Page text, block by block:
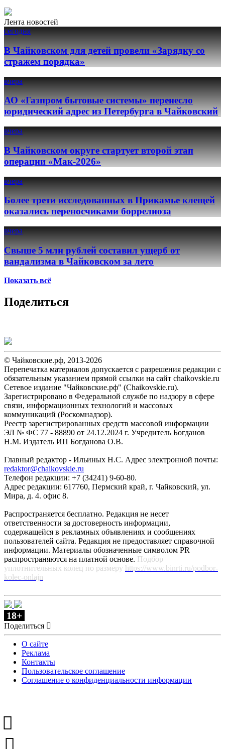
Лента новостей
сегодня
В Чайковском для детей провели «Зарядку со
стражем порядка»
вчера
АО «Газпром бытовые системы» перенесло
юридический адрес из Петербурга в Чайковский
вчера
В Чайковском округе стартует второй этап
операции «Мак-2026»
вчера
Более трети исследованных в Прикамье клещей
оказались переносчиками боррелиоза
вчера
Свыше 5 млн рублей составил ущерб от
вандализма в Чайковском за лето
Показать всё
Поделиться
© Чайковские.рф, 2013-2026
Перепечатка материалов допускается с разрешения редакции с
обязательным указанием прямой ссылки на сайт chaikovskie.ru
Сетевое издание "Чайковские.рф" (Chaikovskie.ru).
Зарегистрировано в Федеральной службе по надзору в сфере
связи, информационных технологий и массовых
коммуникаций (Роскомнадзор).
Реестр зарегистрированных средств массовой информации
ЭЛ № ФС 77 - 88890 от 24.12.2024 г. Учредитель Богданов
Н.М. Издатель ИП Богданова О.В.
Главный редактор - Ильиных Н.С. Адрес электронной почты:
redaktor@chaikovskie.ru
Телефон редакции: +7 (34241) 9-60-80.
Адрес редакции: 617760, Пермский край, г. Чайковский, ул.
Мира, д. 4. офис 8.
Распространяется бесплатно. Редакция не несет
ответственности за достоверность информации,
содержащейся в рекламных объявлениях и сообщениях
пользователей сайта. Редакция не предоставляет справочной
информации. Материалы обозначенные символом PR
распространяются на платной основе. Подбор
уплотнительных колец по размеру https://www.binrti.ru/podbor-
kolec-onlajn
18+
Поделиться
О сайте
Реклама
Контакты
Пользовательское соглашение
Соглашение о конфиденциальности информации